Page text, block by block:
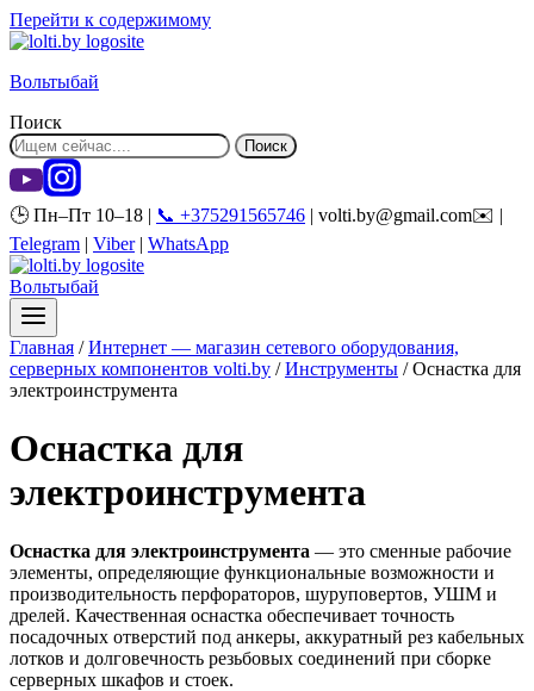
Перейти к содержимому
Вольтыбай
Поиск
Поиск
🕒 Пн–Пт 10–18 | 📞 +375291565746 | volti.by@gmail.com✉️ |
Telegram | Viber| WhatsApp
Вольтыбай
Главная / Интернет — магазин сетевого оборудования,
серверных компонентов volti.by / Инструменты / Оснастка для
электроинструмента
Оснастка для
электроинструмента
Оснастка для электроинструмента — это сменные рабочие
элементы, определяющие функциональные возможности и
производительность перфораторов, шуруповертов, УШМ и
дрелей. Качественная оснастка обеспечивает точность
посадочных отверстий под анкеры, аккуратный рез кабельных
лотков и долговечность резьбовых соединений при сборке
серверных шкафов и стоек.